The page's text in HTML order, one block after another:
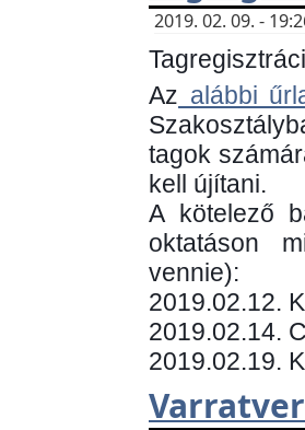
2019. 02. 09. -
Az alábbi
tagok
kell újítani.
​A kötelező
oktatáson
vennie):
​2019.02.12.
2019.02.14.
2019.02.19.